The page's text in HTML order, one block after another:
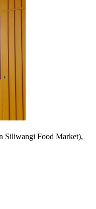
Siliwangi Food Market),